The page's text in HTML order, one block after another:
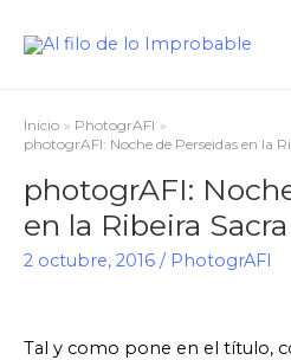
Inicio
PhotogrAFI
photogrAFI: Noche de Perseidas en la
photogrAFI:
en la Ribeira Sacra
2 octubre, 2016 / PhotogrAFI
Tal y como pone en el título,